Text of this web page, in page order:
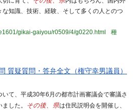
知識、技術、経験、そして多くの人とのつ
gikai-gaiyou/r0509/4/g0220.html
種
質疑質問・答弁全文（権守幸男議員）
て、平成30年6月の都市計画審議会で審議さ
した。
その後、県は住民説明会を開催し、